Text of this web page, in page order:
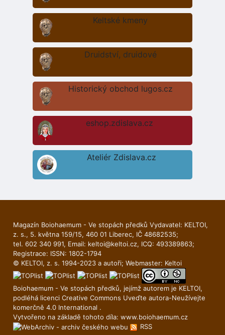
Keltské kmeny
Druidství, druidové
Historický obchod lugos.cz
eshop.zdislava.cz
Ateliér Zdislava.cz
Magazín Boiohaemum - Ve stopách předků Vydavatel: KELTOI,
z. s., 5. května 159/15, 460 01 Liberec, IČ 48682535;
tel. 602 340 991, Email: keltoi@keltoi.cz, ICQ: 493389863;
Registrace: ISSN: 1802-1794
© KELTOI, z. s. 1994-2023 a autoři; Webmaster: Keltoi
Boiohaemum - Ve stopách předků, jejímž autorem je KELTOI,
podléhá licenci Creative Commons Uveďte autora-Neuží­vejte
komerčně 4.0 International .
Vytvořeno na základě tohoto díla: www.boiohaemum.cz
RSS